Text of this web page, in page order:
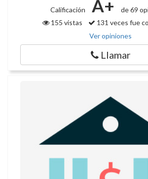
Calificación A+
de 69
155 vistas
131 veces fue
Ver opiniones
Llamar